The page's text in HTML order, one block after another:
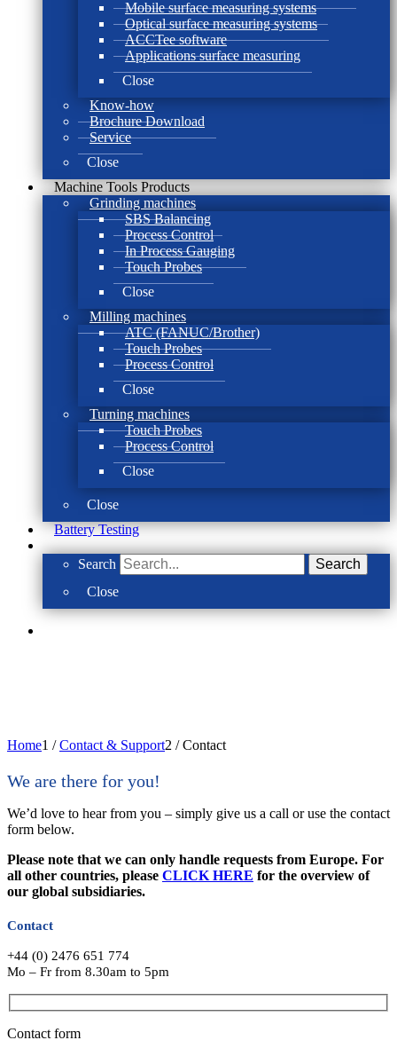
Mobile surface measuring systems
Optical surface measuring systems
ACCTee software
Applications surface measuring
Close
Know-how
Brochure Download
Service
Close
Machine Tools Products
Grinding machines
SBS Balancing
Process Control
In Process Gauging
Touch Probes
Close
Milling machines
ATC (FANUC/Brother)
Touch Probes
Process Control
Close
Turning machines
Touch Probes
Process Control
Close
Close
Battery Testing
Search
Search
Close
Home1 / Contact & Support2 / Contact
We are there for you!
We’d love to hear from you – simply give us a call or use the contact
form below.
Please note that we can only handle requests from Europe. For
all other countries, please CLICK HERE for the overview of
our global subsidiaries.
Contact
+44 (0) 2476 651 774
Mo – Fr from 8.30am to 5pm
Contact form